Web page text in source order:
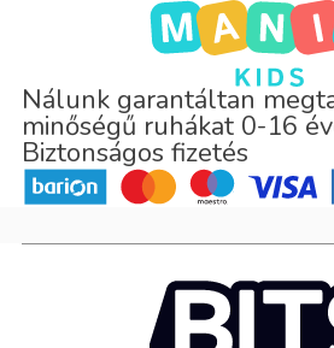
Nálunk garantáltan
minőségű ruhákat 0-16
Biztonságos fizetés